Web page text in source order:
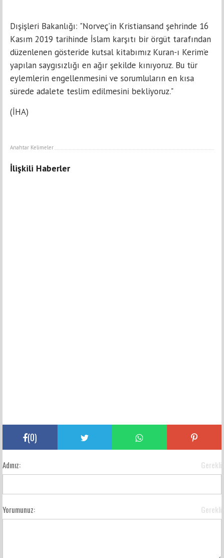
Dışişleri Bakanlığı: "Norveç’in Kristiansand şehrinde 16
Kasım 2019 tarihinde İslam karşıtı bir örgüt tarafından
düzenlenen gösteride kutsal kitabımız Kuran-ı Kerim’e
yapılan saygısızlığı en ağır şekilde kınıyoruz. Bu tür
eylemlerin engellenmesini ve sorumluların en kısa
sürede adalete teslim edilmesini bekliyoruz."
(İHA)
Anahtar Kelimeler
İlişkili Haberler
(0)
Adınız: Gerekli
Yorumunuz: Gerekli